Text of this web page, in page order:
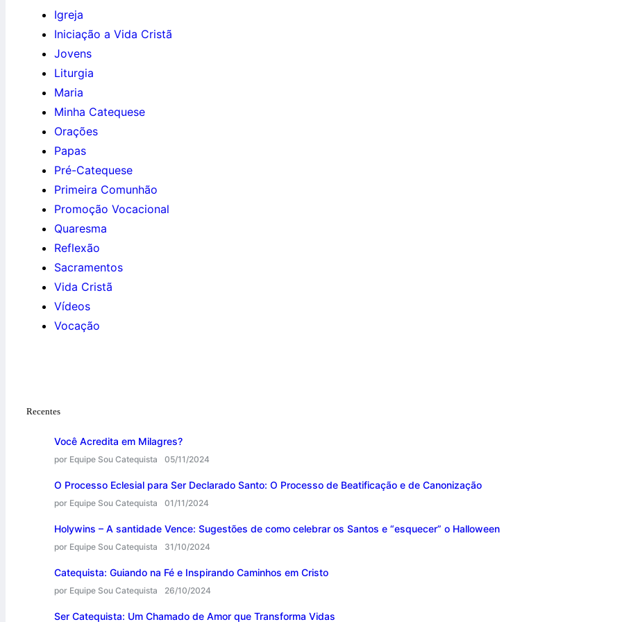
Igreja
Iniciação a Vida Cristã
Jovens
Liturgia
Maria
Minha Catequese
Orações
Papas
Pré-Catequese
Primeira Comunhão
Promoção Vocacional
Quaresma
Reflexão
Sacramentos
Vida Cristã
Vídeos
Vocação
Recentes
Você Acredita em Milagres?
por Equipe Sou Catequista 05/11/2024
O Processo Eclesial para Ser Declarado Santo: O Processo de Beatificação e de Canonização
por Equipe Sou Catequista 01/11/2024
Holywins – A santidade Vence: Sugestões de como celebrar os Santos e “esquecer” o Halloween
por Equipe Sou Catequista 31/10/2024
Catequista: Guiando na Fé e Inspirando Caminhos em Cristo
por Equipe Sou Catequista 26/10/2024
Ser Catequista: Um Chamado de Amor que Transforma Vidas